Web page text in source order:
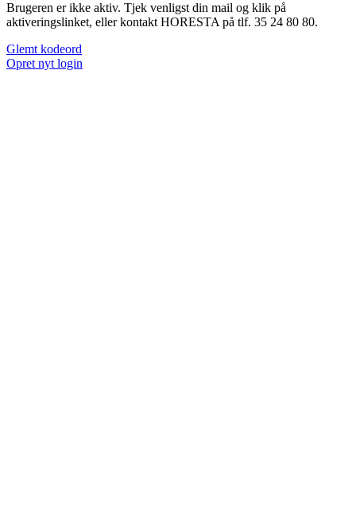
Brugeren er ikke aktiv. Tjek venligst din mail og klik på
aktiveringslinket, eller kontakt HORESTA på tlf. 35 24 80 80.
Glemt kodeord
Opret nyt login